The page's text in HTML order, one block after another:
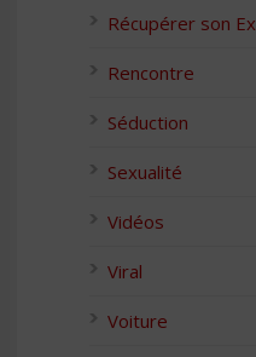
Récupérer son Ex
Rencontre
Séduction
Sexualité
Vidéos
Viral
Voiture